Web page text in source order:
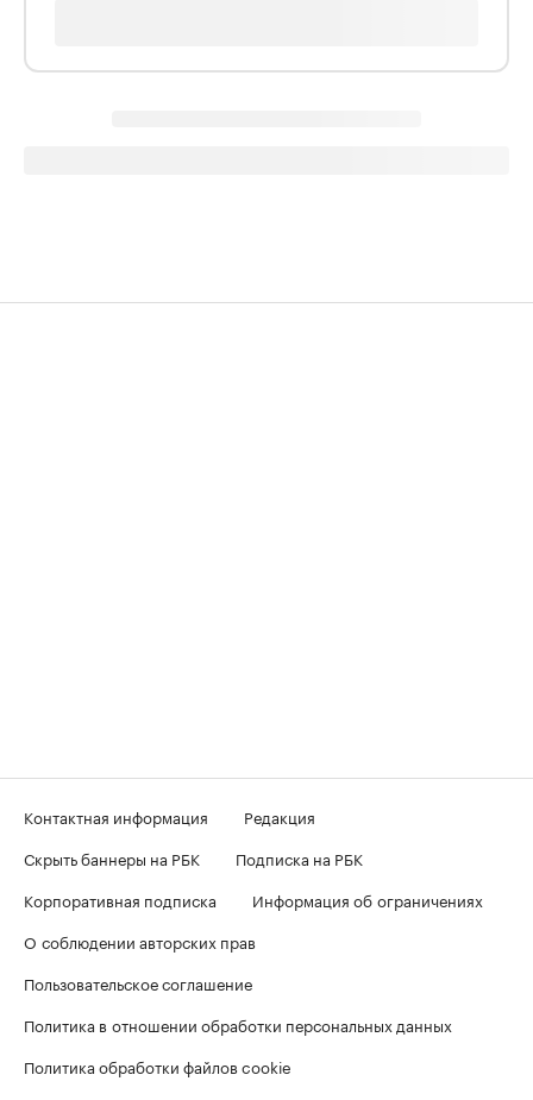
Контактная информация
Редакция
Скрыть баннеры на РБК
Подписка на РБК
Корпоративная подписка
Информация об ограничениях
О соблюдении авторских прав
Пользовательское соглашение
Политика в отношении обработки персональных данных
Политика обработки файлов cookie